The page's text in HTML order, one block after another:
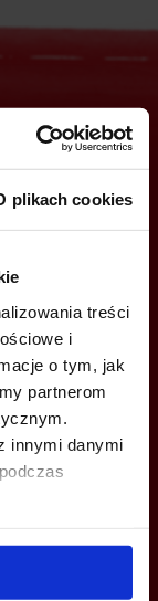
plikach cookies
treści
i
o tym, jak
partnerom
innymi danymi
SIĘ